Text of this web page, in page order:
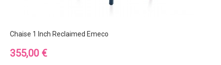
Chaise 1 Inch Reclaimed Emeco
Prix
355,00 €